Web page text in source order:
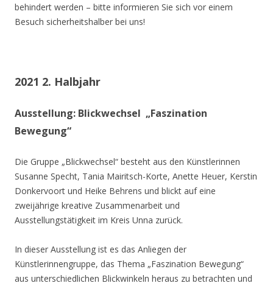
behindert werden – bitte informieren Sie sich vor einem
Besuch sicherheitshalber bei uns!
2021 2. Halbjahr
Ausstellung: Blickwechsel „Faszination
Bewegung“
Die Gruppe „Blickwechsel“ besteht aus den Künstlerinnen
Susanne Specht, Tania Mairitsch-Korte, Anette Heuer, Kerstin
Donkervoort und Heike Behrens und blickt auf eine
zweijährige kreative Zusammenarbeit und
Ausstellungstätigkeit im Kreis Unna zurück.
In dieser Ausstellung ist es das Anliegen der
Künstlerinnengruppe, das Thema „Faszination Bewegung“
aus unterschiedlichen Blickwinkeln heraus zu betrachten und